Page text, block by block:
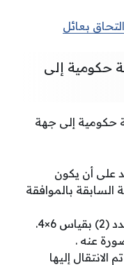
بعائل
حكومية إلى
حكومية إلى جهة
على أن يكون
بالموافقة
6×4.
عنه .
إليها